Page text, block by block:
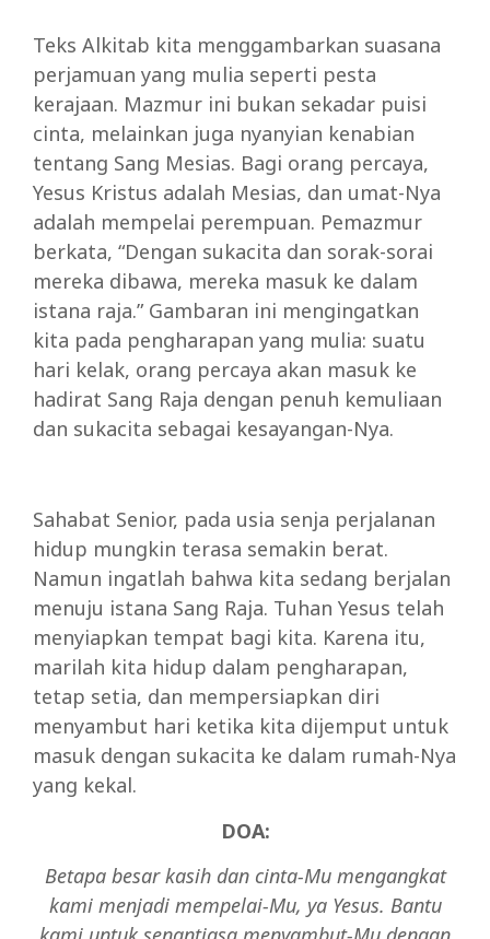
Teks Alkitab kita menggambarkan suasana
perjamuan yang mulia seperti pesta
kerajaan. Mazmur ini bukan sekadar puisi
cinta, melainkan juga nyanyian kenabian
tentang Sang Mesias. Bagi orang percaya,
Yesus Kristus adalah Mesias, dan umat-Nya
adalah mempelai perempuan. Pemazmur
berkata, “Dengan sukacita dan sorak-sorai
mereka dibawa, mereka masuk ke dalam
istana raja.” Gambaran ini mengingatkan
kita pada pengharapan yang mulia: suatu
hari kelak, orang percaya akan masuk ke
hadirat Sang Raja dengan penuh kemuliaan
dan sukacita sebagai kesayangan-Nya.
Sahabat Senior, pada usia senja perjalanan
hidup mungkin terasa semakin berat.
Namun ingatlah bahwa kita sedang berjalan
menuju istana Sang Raja. Tuhan Yesus telah
menyiapkan tempat bagi kita. Karena itu,
marilah kita hidup dalam pengharapan,
tetap setia, dan mempersiapkan diri
menyambut hari ketika kita dijemput untuk
masuk dengan sukacita ke dalam rumah-Nya
yang kekal.
DOA:
Betapa besar kasih dan cinta-Mu mengangkat
kami menjadi mempelai-Mu, ya Yesus. Bantu